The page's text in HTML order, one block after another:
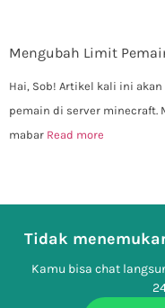
Mengubah Limit
Hai, Sob! Artikel kali ini
pemain di server minecraft.
mabar Read more
Tidak
Kamu bisa chat